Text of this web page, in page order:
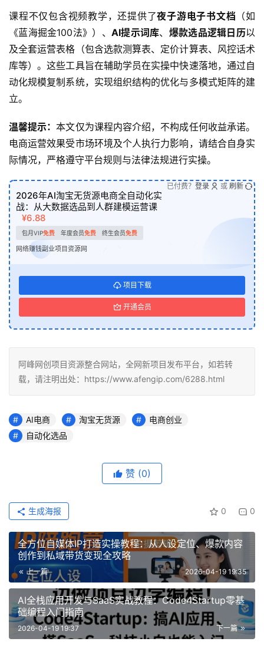
课程不仅包含视频教学，还提供了夜子游电子书文档 （如
《蓝海掘金100法》）、 AI提示词库、 爆款选品逻辑日历以
及全套运营表格（包含选款测算表、定价计算表、风控话术
库等）。这些工具旨在辅助学员在实操中快速落地，通过自
动化规模复制系统，实现组织结构的优化与多模式矩阵的建
立。
温馨提示：本文仅为课程内容介绍，不构成任何收益承诺。
电商运营效果受市场环境及个人执行力影响，请结合自身实
际情况，严格遵守平台规则与法律法规进行实操。
2026年AI淘宝无货源电商全自动化实
战：从大数据选品到人群建模运营课
¥6.88
包月VIP免费 年度会员免费 终生会员免费
网络赚钱副业项目资源网
项目下载
开通会员
已付费？ 登录 或 刷新
阿峰网创项目资源整合网站，全网新项目发布平台，如若转
载，请注明出处：https://www.afengip.com/6288.html
AI电商 淘宝无货源
电商创业
自动化选品
赞 (0)
0 0
生成海报
全方位自媒体IP打造实操教程：从人设定位、爆款内容
创作到私域带货变现全攻略
上一篇 2026-04-19 19:35
AI全栈应用开发与SaaS实战教程：Code4Startup零基
础编程入门指南
下一篇
2026-04-19 19:37